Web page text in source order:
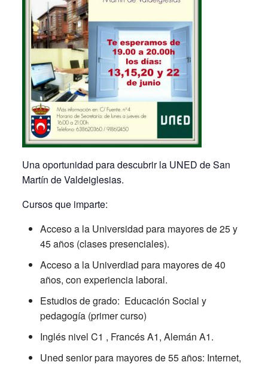
Una oportunidad para descubrir la UNED de San
Martín de Valdeiglesias.
Cursos que imparte:
Acceso a la Universidad para mayores de 25 y
45 años (clases presenciales).
Acceso a la Univerdiad para mayores de 40
años, con experiencia laboral.
Estudios de grado: Educación Social y
pedagogía (primer curso)
Inglés nivel C1 , Francés A1, Alemán A1.
Uned senior para mayores de 55 años: Internet,